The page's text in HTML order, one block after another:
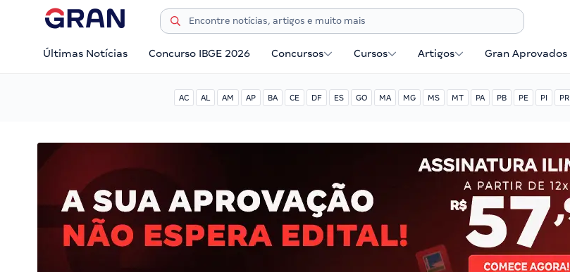
Últimas Notícias Concurso IBGE 2026 Concursos Cursos Artigos Gran Aprovados
AC AL AM AP BA CE DF ES GO MA MG MS MT PA PB PE PI PR